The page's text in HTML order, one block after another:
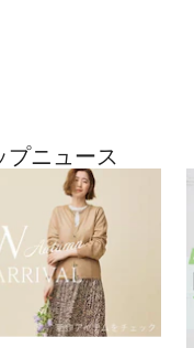
プニュース